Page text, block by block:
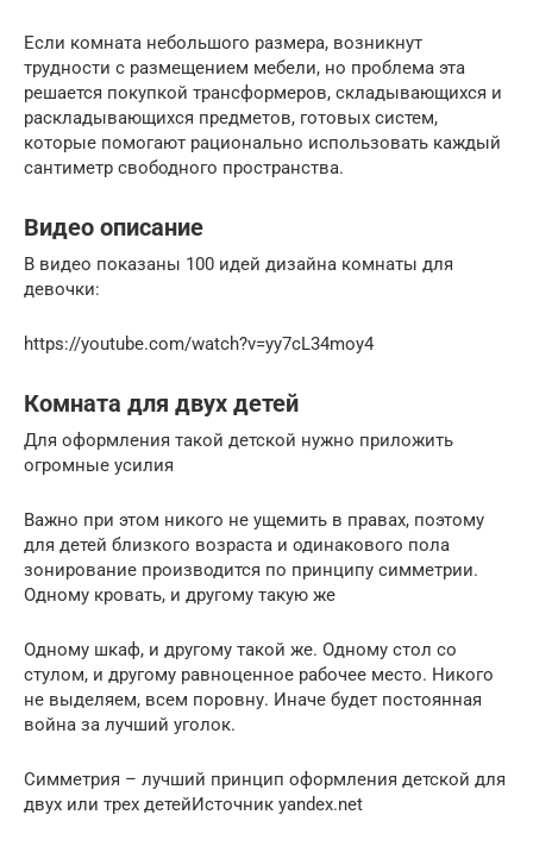
Если комната небольшого размера, возникнут
трудности с размещением мебели, но проблема эта
решается покупкой трансформеров, складывающихся и
раскладывающихся предметов, готовых систем,
которые помогают рационально использовать каждый
сантиметр свободного пространства.
Видео описание
В видео показаны 100 идей дизайна комнаты для
девочки:
https://youtube.com/watch?v=yy7cL34moy4
Комната для двух детей
Для оформления такой детской нужно приложить
огромные усилия
Важно при этом никого не ущемить в правах, поэтому
для детей близкого возраста и одинакового пола
зонирование производится по принципу симметрии.
Одному кровать, и другому такую же
Одному шкаф, и другому такой же. Одному стол со
стулом, и другому равноценное рабочее место. Никого
не выделяем, всем поровну. Иначе будет постоянная
война за лучший уголок.
Симметрия – лучший принцип оформления детской для
двух или трех детейИсточник yandex.net